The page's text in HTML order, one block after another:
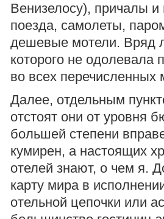
Венизелосу), причалы и
поезда, самолеты,
дешевые мотели. Вряд
которого не одолевала
во всех перечисленных
Далее, отдельным
отстоят они от уровня
большей степени
кумирен, а настоящих
отелей знают, о чем я.
карту мира в
отельной цепочки или